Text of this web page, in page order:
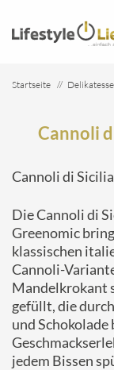
Startseite
Cannoli
Cannoli di
Die Cannoli di
Greenomic
klassischen
Cannoli-
Mandelkrokant
gefüllt, die
und
jedem Bissen